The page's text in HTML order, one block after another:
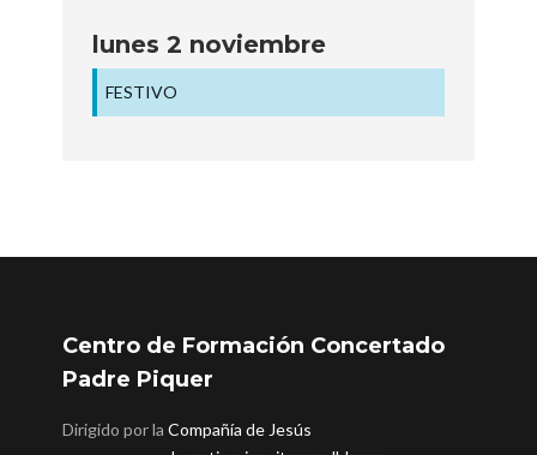
lunes 2 noviembre
FESTIVO
Centro de Formación Concertado
Padre Piquer
Dirigido por laCompañía de Jesús